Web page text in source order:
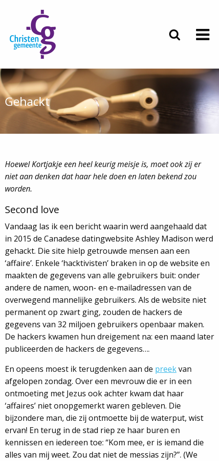
Gehackt
Hoewel Kortjakje een heel keurig meisje is, moet ook zij er
niet aan denken dat haar hele doen en laten bekend zou
worden.
Second love
Vandaag las ik een bericht waarin werd aangehaald dat
in 2015 de Canadese datingwebsite Ashley Madison werd
gehackt. Die site hielp getrouwde mensen aan een
‘affaire’. Enkele ‘hacktivisten’ braken in op de website en
maakten de gegevens van alle gebruikers buit: onder
andere de namen, woon- en e-mailadressen van de
overwegend mannelijke gebruikers. Als de website niet
permanent op zwart ging, zouden de hackers de
gegevens van 32 miljoen gebruikers openbaar maken.
De hackers kwamen hun dreigement na: een maand later
publiceerden de hackers de gegevens….
En opeens moest ik terugdenken aan de preekvan
afgelopen zondag. Over een mevrouw die er in een
ontmoeting met Jezus ook achter kwam dat haar
‘affaires’ niet onopgemerkt waren gebleven. Die
bijzondere man, die zij ontmoette bij de waterput, wist
ervan! En terug in de stad riep ze haar buren en
kennissen en iedereen toe: “Kom mee, er is iemand die
alles van mij weet. Zou dat niet de messias zijn?”. (We